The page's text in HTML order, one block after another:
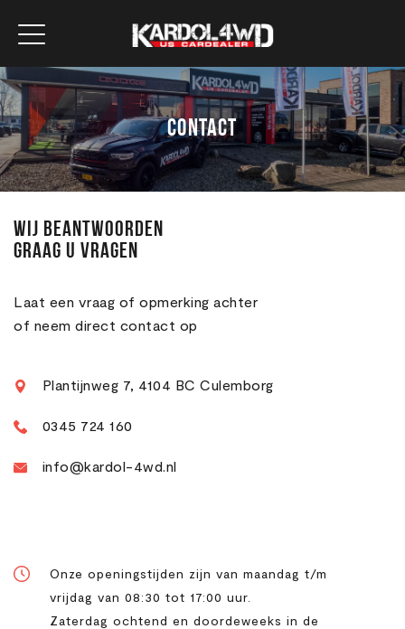
Contact
Wij beantwoorden
graag u vragen
Laat een vraag of opmerking achter
of neem direct contact op
Plantijnweg 7, 4104 BC Culemborg
0345 724 160
info@kardol-4wd.nl
Onze openingstijden zijn van maandag t/m
vrijdag van 08:30 tot 17:00 uur.
Zaterdag ochtend en doordeweeks in de